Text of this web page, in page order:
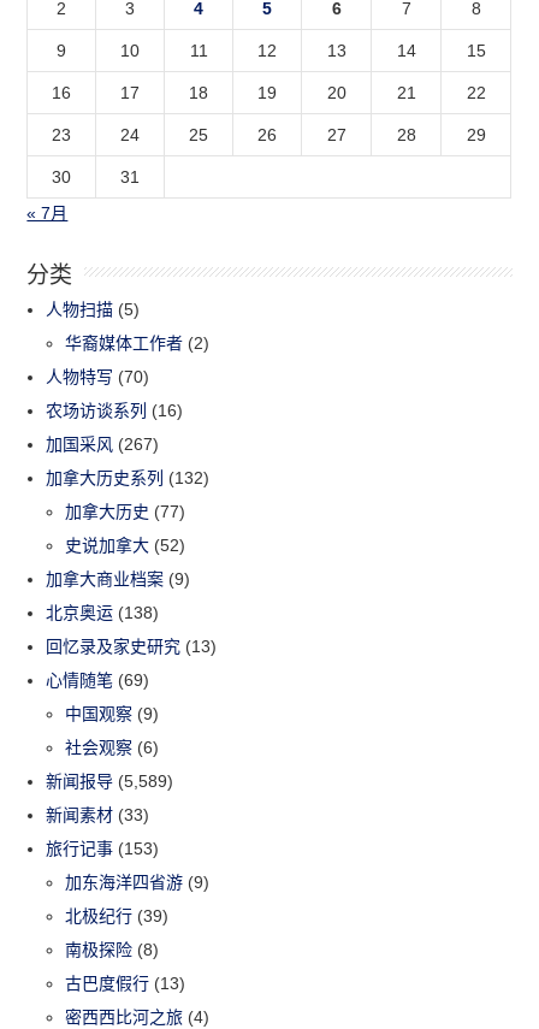
2 3 4 5 6 7 8
9 10 11 12 13 14 15
16 17 18 19 20 21 22
23 24 25 26 27 28 29
30
31
« 7月
分类
人物扫描 (5)
华裔媒体工作者 (2)
人物特写 (70)
农场访谈系列 (16)
加国采风 (267)
加拿大历史系列 (132)
加拿大历史 (77)
史说加拿大 (52)
加拿大商业档案 (9)
北京奥运 (138)
回忆录及家史研究 (13)
心情随笔 (69)
中国观察 (9)
社会观察 (6)
新闻报导 (5,589)
新闻素材 (33)
旅行记事 (153)
加东海洋四省游 (9)
北极纪行 (39)
南极探险 (8)
古巴度假行 (13)
密西西比河之旅 (4)